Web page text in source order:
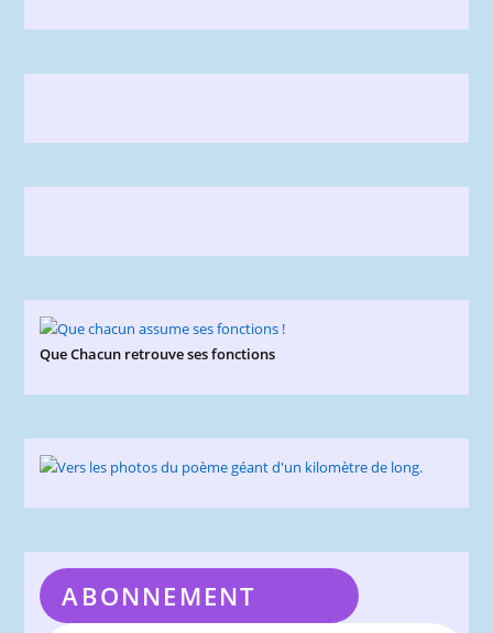
Que Chacun retrouve ses fonctions
ABONNEMENT